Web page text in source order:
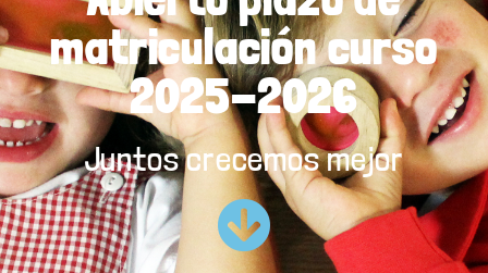
matriculación curso
2025-2026
Juntos crecemos mejor